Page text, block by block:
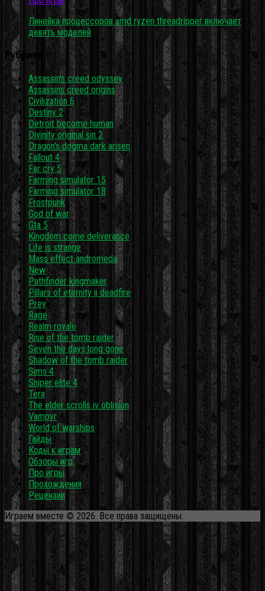
Линейка процессоров amd ryzen threadripper включает
девять моделей
Рубрики
Assassin's creed odyssey
Assassins creed origins
Civilization 6
Destiny 2
Detroit become human
Divinity original sin 2
Dragon's dogma dark arisen
Fallout 4
Far cry 5
Farming simulator 15
Farming simulator 18
Frostpunk
God of war
Gta 5
Kingdom come deliverance
Life is strange
Mass effect andromeda
New
Pathfinder kingmaker
Pillars of eternity ii deadfire
Prey
Rage
Realm royale
Rise of the tomb raider
Seven the days long gone
Shadow of the tomb raider
Sims 4
Sniper elite 4
Tera
The elder scrolls iv oblivion
Vampyr
World of warships
Гайды
Коды к играм
Обзоры игр
Про игры
Прохождения
Рецензии
Играем вместе © 2026. Все права защищены.